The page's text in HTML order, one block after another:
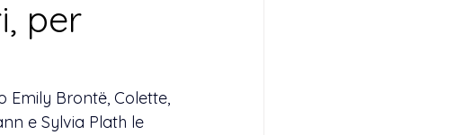
per
Emily Brontë, Colette,
e Sylvia Plath le